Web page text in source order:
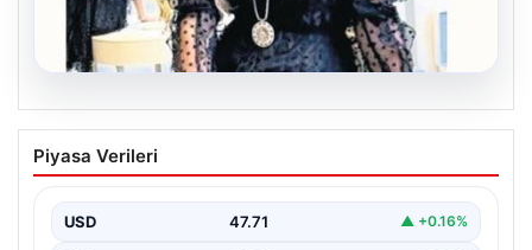
Bavulun ortak paydası kitap
Çocukluğundan bu yana aynı anda birkaç kitap
Piyasa Verileri
USD 47.71 ▲ +0.16%